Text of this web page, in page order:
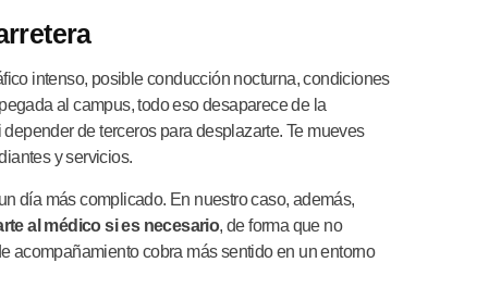
intenso, posible conducción nocturna, condiciones
al campus, todo eso desaparece de la
de terceros para desplazarte. Te mueves
y servicios.
día más complicado. En nuestro caso, además,
al médico si es necesario, de forma que no
acompañamiento cobra más sentido en un entorno